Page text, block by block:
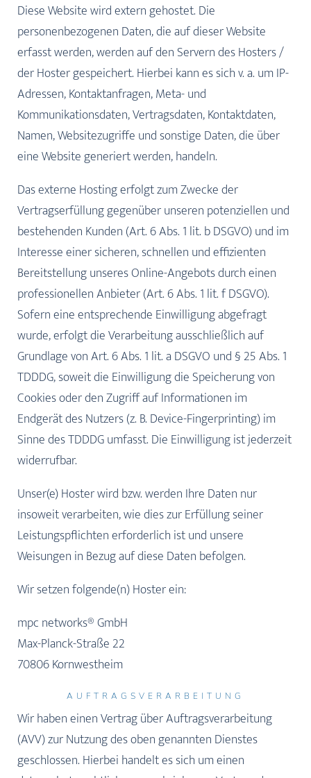
Diese Website wird extern gehostet. Die
personenbezogenen Daten, die auf dieser Website
erfasst werden, werden auf den Servern des Hosters /
der Hoster gespeichert. Hierbei kann es sich v. a. um IP-
Adressen, Kontaktanfragen, Meta- und
Kommunikationsdaten, Vertragsdaten, Kontaktdaten,
Namen, Websitezugriffe und sonstige Daten, die über
eine Website generiert werden, handeln.
Das externe Hosting erfolgt zum Zwecke der
Vertragserfüllung gegenüber unseren potenziellen und
bestehenden Kunden (Art. 6 Abs. 1 lit. b DSGVO) und im
Interesse einer sicheren, schnellen und effizienten
Bereitstellung unseres Online-Angebots durch einen
professionellen Anbieter (Art. 6 Abs. 1 lit. f DSGVO).
Sofern eine entsprechende Einwilligung abgefragt
wurde, erfolgt die Verarbeitung ausschließlich auf
Grundlage von Art. 6 Abs. 1 lit. a DSGVO und § 25 Abs. 1
TDDDG, soweit die Einwilligung die Speicherung von
Cookies oder den Zugriff auf Informationen im
Endgerät des Nutzers (z. B. Device-Fingerprinting) im
Sinne des TDDDG umfasst. Die Einwilligung ist jederzeit
widerrufbar.
Unser(e) Hoster wird bzw. werden Ihre Daten nur
insoweit verarbeiten, wie dies zur Erfüllung seiner
Leistungspflichten erforderlich ist und unsere
Weisungen in Bezug auf diese Daten befolgen.
Wir setzen folgende(n) Hoster ein:
mpc networks® GmbH
Max-Planck-Straße 22
70806 Kornwestheim
AUFTRAGSVERARBEITUNG
Wir haben einen Vertrag über Auftragsverarbeitung
(AVV) zur Nutzung des oben genannten Dienstes
geschlossen. Hierbei handelt es sich um einen